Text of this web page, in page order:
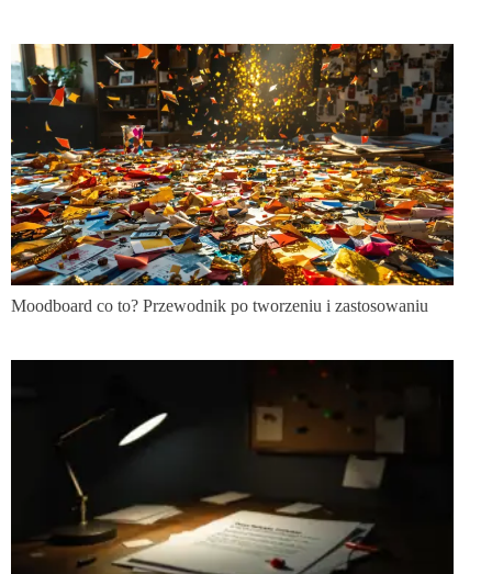
Moodboard co to? Przewodnik po tworzeniu i zastosowaniu